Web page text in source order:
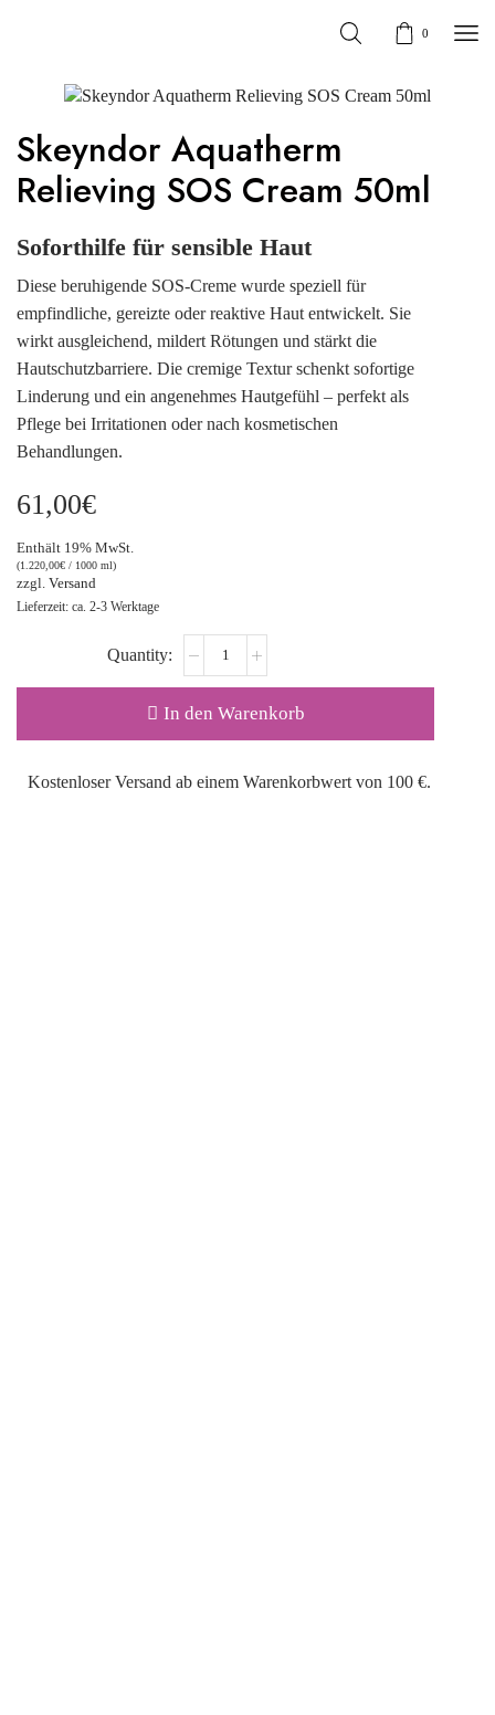
0
Skeyndor Aquatherm
Relieving SOS Cream 50ml
Soforthilfe für sensible Haut
Diese beruhigende SOS-Creme wurde speziell für
empfindliche, gereizte oder reaktive Haut entwickelt. Sie
wirkt ausgleichend, mildert Rötungen und stärkt die
Hautschutzbarriere. Die cremige Textur schenkt sofortige
Linderung und ein angenehmes Hautgefühl – perfekt als
Pflege bei Irritationen oder nach kosmetischen
Behandlungen.
61,00€
Enthält 19% MwSt.
(1.220,00€ / 1000 ml)
zzgl. Versand
Lieferzeit: ca. 2-3 Werktage
In den Warenkorb
Kostenloser Versand ab einem Warenkorbwert von 100 €.